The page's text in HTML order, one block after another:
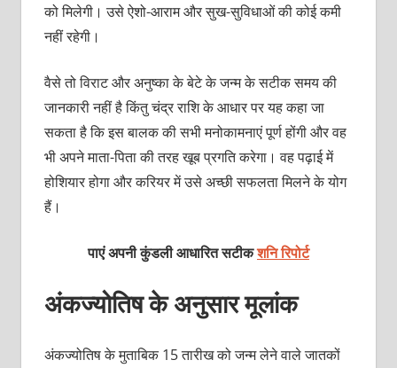
को मिलेगी। उसे ऐशो-आराम और सुख-सुविधाओं की कोई कमी
नहीं रहेगी।
वैसे तो विराट और अनुष्‍का के बेटे के जन्‍म के सटीक समय की
जानकारी नहीं है किंतु चंद्र राशि के आधार पर यह कहा जा
सकता है कि इस बालक की सभी मनोकामनाएं पूर्ण होंगी और वह
भी अपने माता-पिता की तरह खूब प्रगति करेगा। वह पढ़ाई में
होशियार होगा और करियर में उसे अच्‍छी सफलता मिलने के योग
हैं।
पाएं अपनी कुंडली आधारित सटीकशनि रिपोर्ट
अंकज्‍योतिष के अनुसार मूलांक
अंकज्‍योतिष के मुताबिक 15 तारीख को जन्‍म लेने वाले जातकों